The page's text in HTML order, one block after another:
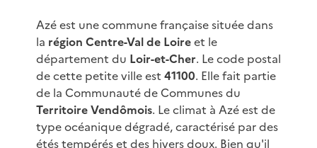
Azé est une commune française située dans
la région Centre-Val de Loireet le
département du Loir-et-Cher. Le code postal
de cette petite ville est 41100. Elle fait partie
de la Communauté de Communes du
Territoire Vendômois. Le climat à Azé est de
type océanique dégradé, caractérisé par des
étés tempérés et des hivers doux. Bien qu'il